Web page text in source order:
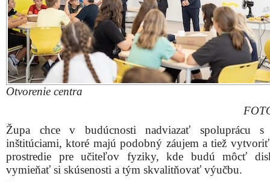
Otvorenie centra
Župa chce v budúcnosti nadviazať spoluprácu s
inštitúciami, ktoré majú podobný záujem a tiež
prostredie pre učiteľov fyziky, kde budú môcť
vymieňať si skúsenosti a tým skvalitňovať výučbu.